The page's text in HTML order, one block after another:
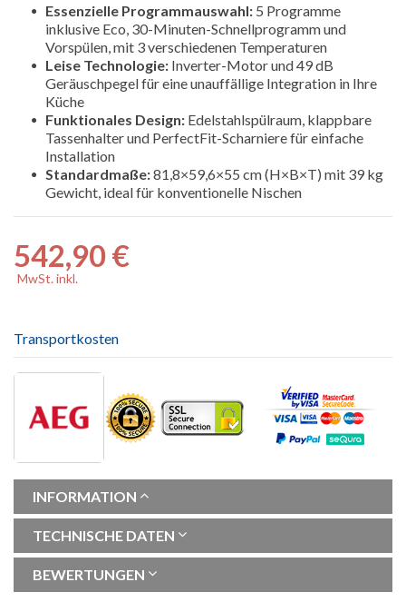
Essenzielle Programmauswahl: 5 Programme
inklusive Eco, 30-Minuten-Schnellprogramm und
Vorspülen, mit 3 verschiedenen Temperaturen
Leise Technologie: Inverter-Motor und 49 dB
Geräuschpegel für eine unauffällige Integration in Ihre
Küche
Funktionales Design: Edelstahlspülraum, klappbare
Tassenhalter und PerfectFit-Scharniere für einfache
Installation
Standardmaße:81,8×59,6×55 cm (H×B×T) mit 39 kg
Gewicht, ideal für konventionelle Nischen
542,90 €
MwSt. inkl.
Transportkosten
INFORMATION
TECHNISCHE DATEN
BEWERTUNGEN